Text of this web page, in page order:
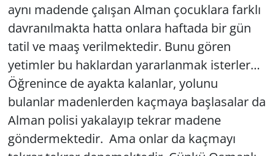
aynı madende çalışan Alman çocuklara farklı
davranılmakta hatta onlara haftada bir gün
tatil ve maaş verilmektedir. Bunu gören
yetimler bu haklardan yararlanmak isterler…
Öğrenince de ayakta kalanlar, yolunu
bulanlar madenlerden kaçmaya başlasalar da
Alman polisi yakalayıp tekrar madene
göndermektedir. Ama onlar da kaçmayı